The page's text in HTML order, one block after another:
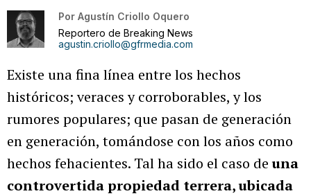
Por Agustín Criollo Oquero
Reportero de Breaking News
agustin.criollo@gfrmedia.com
Existe una fina línea entre los hechos
históricos; veraces y corroborables, y los
rumores populares; que pasan de generación
en generación, tomándose con los años como
hechos fehacientes. Tal ha sido el caso deuna
controvertida propiedad terrera, ubicada